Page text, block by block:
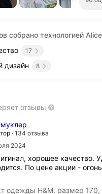
собрано технологией
17
дизайн 8
отзывы
134 отзыва
2024
хорошее качество.
По цене акции -
одежды H&M, размер 170,